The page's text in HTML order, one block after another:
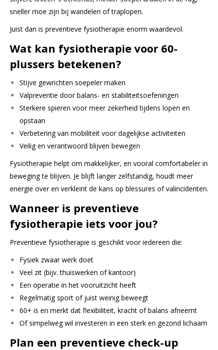
sneller moe zijn bij wandelen of traplopen.
Juist dan is preventieve fysiotherapie enorm waardevol.
Wat kan fysiotherapie voor 60-
plussers betekenen?
Stijve gewrichten soepeler maken
Valpreventie door balans- en stabiliteitsoefeningen
Sterkere spieren voor meer zekerheid tijdens lopen en
opstaan
Verbetering van mobiliteit voor dagelijkse activiteiten
Veilig en verantwoord blijven bewegen
Fysiotherapie helpt om makkelijker, en vooral comfortabeler in
beweging te blijven. Je blijft langer zelfstandig, houdt meer
energie over en verkleint de kans op blessures of valincidenten.
Wanneer is preventieve
fysiotherapie iets voor jou?
Preventieve fysiotherapie is geschikt voor iedereen die:
Fysiek zwaar werk doet
Veel zit (bijv. thuiswerken of kantoor)
Een operatie in het vooruitzicht heeft
Regelmatig sport of juist weinig beweegt
60+ is en merkt dat flexibiliteit, kracht of balans afneemt
Of simpelweg wil investeren in een sterk en gezond lichaam
Plan een preventieve check-up